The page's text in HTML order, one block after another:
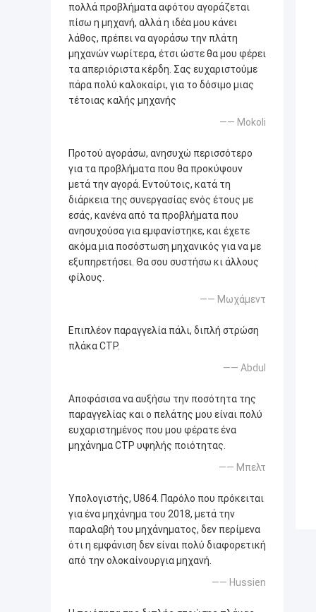
πολλά προβλήματα αφότου αγοράζεται
πίσω η μηχανή, αλλά η ιδέα μου κάνει
λάθος, πρέπει να αγοράσω την πλάτη
μηχανών νωρίτερα, έτσι ώστε θα μου φέρει
τα απεριόριστα κέρδη. Σας ευχαριστούμε
πάρα πολύ καλοκαίρι, για το δόσιμο μιας
τέτοιας καλής μηχανής
—— Mokoli
Προτού αγοράσω, ανησυχώ περισσότερο
για τα προβλήματα που θα προκύψουν
μετά την αγορά. Εντούτοις, κατά τη
διάρκεια της συνεργασίας ενός έτους με
εσάς, κανένα από τα προβλήματα που
ανησυχούσα για εμφανίστηκε, και έχετε
ακόμα μια ποσόστωση μηχανικός για να με
εξυπηρετήσει. Θα σου συστήσω κι άλλους
φίλους.
—— Μωχάμεντ
Επιπλέον παραγγελία πάλι, διπλή στρώση
πλάκα CTP.
—— Abdul
Αποφάσισα να αυξήσω την ποσότητα της
παραγγελίας και ο πελάτης μου είναι πολύ
ευχαριστημένος που μου φέρατε ένα
μηχάνημα CTP υψηλής ποιότητας.
—— Μπελτ
Υπολογιστής, U864. Παρόλο που πρόκειται
για ένα μηχάνημα του 2018, μετά την
παραλαβή του μηχάνηματος, δεν περίμενα
ότι η εμφάνιση δεν είναι πολύ διαφορετική
από την ολοκαίνουργια μηχανή.
—— Hussien